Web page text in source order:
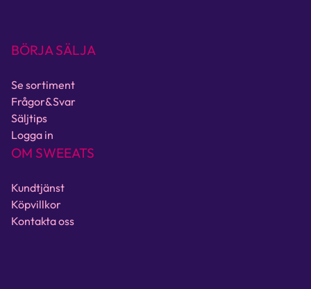
BÖRJA SÄLJA
Se sortiment
Frågor&Svar
Säljtips
Logga in
OM SWEEATS
Kundtjänst
Köpvillkor
Kontakta oss